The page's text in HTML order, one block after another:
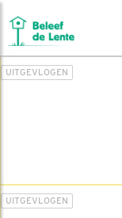
UITGEVLOGEN
UITGEVLOGEN